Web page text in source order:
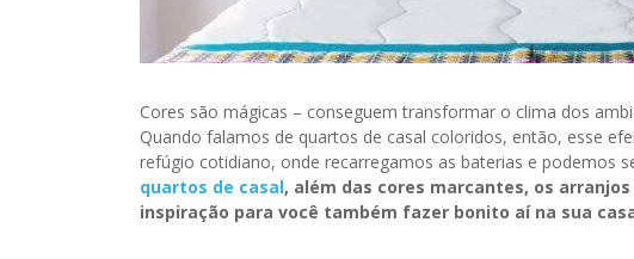
Cores são mágicas – conseguem transformar o clima dos
Quando falamos de quartos de casal coloridos, então, esse
refúgio cotidiano, onde recarregamos as baterias e podemos
quartos de casal, além das cores marcantes, os
inspiração para você também fazer bonito aí na sua